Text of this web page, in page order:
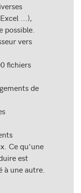
...),
possible.
vers
fichiers
de
Ce qu'une
est
une autre.